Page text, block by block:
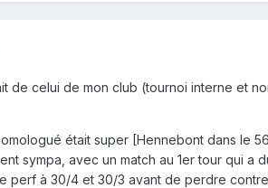
de celui de mon club (tournoi interne et
était super [Hennebont dans le
sympa, avec un match au 1er tour qui
perf à 30/4 et 30/3 avant de perdre